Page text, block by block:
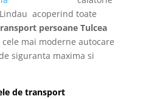
acoperind toate
persoane Tulcea
mai moderne autocare
siguranta maxima si
de transport